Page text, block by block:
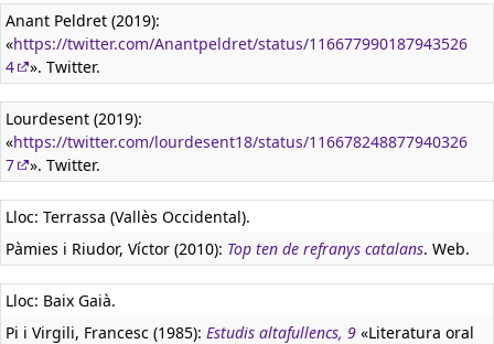
Anant Peldret (2019):
«https://twitter.com/Anantpeldret/status/116677990187943526
4
». Twitter.
Lourdesent (2019):
«https://twitter.com/lourdesent18/status/116678248877940326
7
». Twitter.
Lloc: Terrassa (Vallès Occidental).
Pàmies i Riudor, Víctor (2010): Top ten de refranys catalans. Web.
Lloc: Baix Gaià.
Pi i Virgili, Francesc (1985): Estudis altafullencs, 9 «Literatura oral